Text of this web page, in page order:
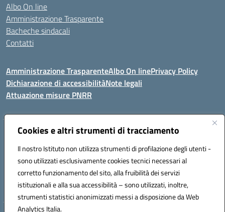
Cookies e altri strumenti di tracciamento
Il nostro Istituto non utilizza strumenti di profilazione degli utenti -
sono utilizzati esclusivamente cookies tecnici necessari al
corretto funzionamento del sito, alla fruibilità dei servizi
istituzionali e alla sua accessibilità – sono utilizzati, inoltre,
strumenti statistici anonimizzati messi a disposizione da Web
Analytics Italia.
Albo On line
Amministrazione Trasparente
Bacheche sindacali
Contatti
Amministrazione TrasparenteAlbo On linePrivacy Policy
Dichiarazione di accessibilitàNote legali
Attuazione misure PNRR
VIA KENNEDY, 1 91011 ALCAMO (TP)
Mail: TPIC81000X@istruzione.it PEC: TPIC81000X@pec.istruzione.it
Telefono: 092421674 - Fax: 0924514365
Codice meccanografico: TPIC81000X
Codice fiscale: 80003900810
Codice Univoco Ufficio: UFHNHB